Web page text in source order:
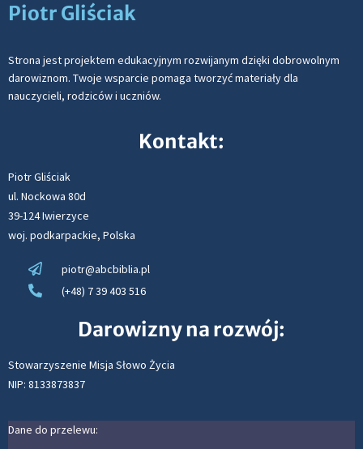
Piotr Gliściak
Strona jest projektem edukacyjnym rozwijanym dzięki dobrowolnym
darowiznom. Twoje wsparcie pomaga tworzyć materiały dla
nauczycieli, rodziców i uczniów.
Kontakt:
Piotr Gliściak
ul. Nockowa 80d
39-124 Iwierzyce
woj. podkarpackie, Polska
piotr@abcbiblia.pl
(+48) 7 39 403 516
Darowizny na rozwój:
Stowarzyszenie Misja Słowo Życia
NIP: 8133873837
Dane do przelewu: